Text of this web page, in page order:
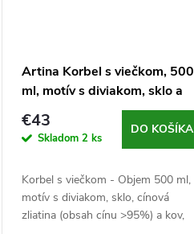
Artina Korbel s viečkom, 500
ml, motív s diviakom, sklo a
cín
€43
Skladom 2 ks
DO KOŠÍKA
Korbel s viečkom - Objem 500 ml,
motív s diviakom, sklo, cínová
zliatina (obsah cínu >95%) a kov,